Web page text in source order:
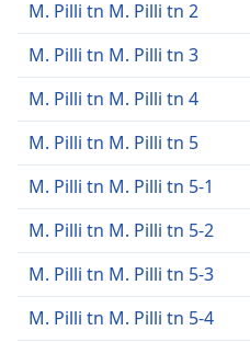
M. Pilli tn M. Pilli tn 2
M. Pilli tn M. Pilli tn 3
M. Pilli tn M. Pilli tn 4
M. Pilli tn M. Pilli tn 5
M. Pilli tn M. Pilli tn 5-1
M. Pilli tn M. Pilli tn 5-2
M. Pilli tn M. Pilli tn 5-3
M. Pilli tn M. Pilli tn 5-4